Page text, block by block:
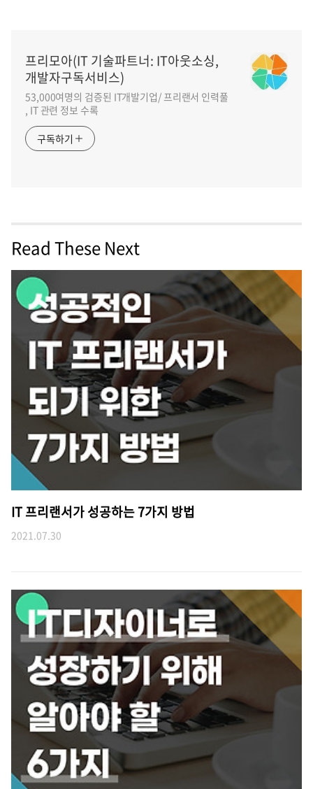
프리모아(IT 기술파트너: IT아웃소싱,
개발자구독서비스)
53,000여명의 검증된 IT개발기업/ 프리랜서 인력풀
, IT 관련 정보 수록
구독하기
Read These Next
IT 프리랜서가 성공하는 7가지 방법
2021.07.30